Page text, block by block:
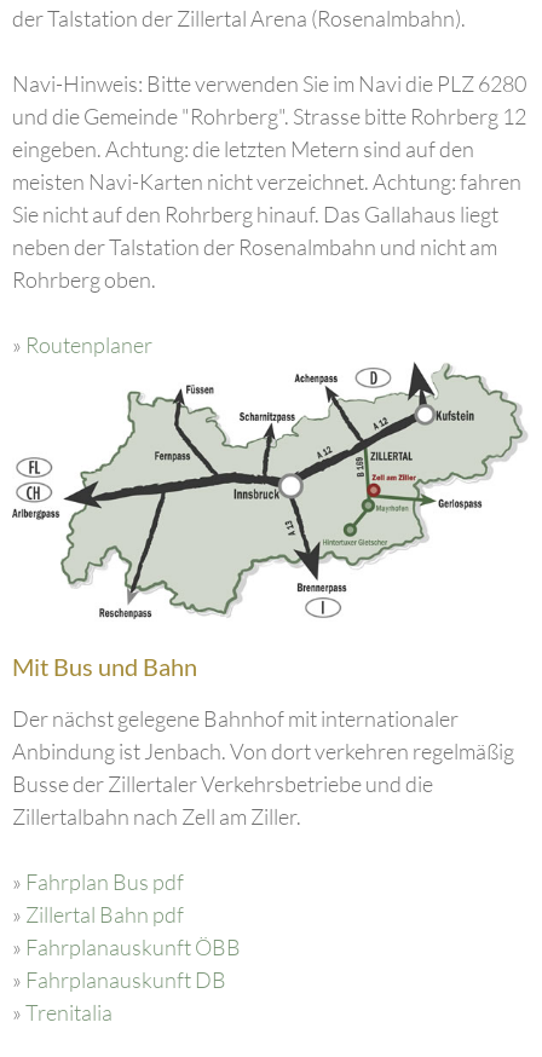
der Talstation der Zillertal Arena (Rosenalmbahn).
Navi-Hinweis: Bitte verwenden Sie im Navi die PLZ 6280
und die Gemeinde "Rohrberg". Strasse bitte Rohrberg 12
eingeben. Achtung: die letzten Metern sind auf den
meisten Navi-Karten nicht verzeichnet. Achtung: fahren
Sie nicht auf den Rohrberg hinauf. Das Gallahaus liegt
neben der Talstation der Rosenalmbahn und nicht am
Rohrberg oben.
» Routenplaner
Mit Bus und Bahn
Der nächst gelegene Bahnhof mit internationaler
Anbindung ist Jenbach. Von dort verkehren regelmäßig
Busse der Zillertaler Verkehrsbetriebe und die
Zillertalbahn nach Zell am Ziller.
» Fahrplan Bus pdf
» Zillertal Bahn pdf
» Fahrplanauskunft ÖBB
» Fahrplanauskunft DB
»Trenitalia